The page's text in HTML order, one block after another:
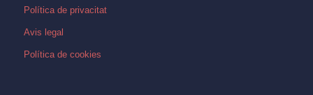
Política de privacitat
Avis legal
Política de cookies